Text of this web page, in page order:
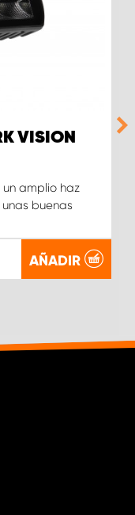
VISION
amplio haz
buenas
AÑADIR